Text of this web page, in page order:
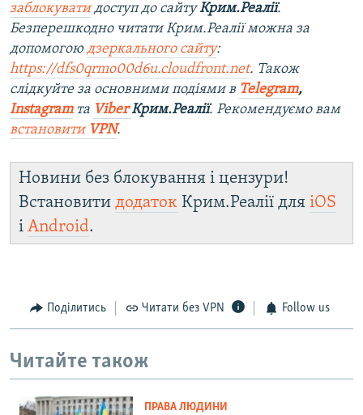
заблокуватидоступ до сайтуКрим.Реалії.
Безперешкодно читати Крим.Реалії можна за
допомогою дзеркального сайту:
https://dfs0qrmo00d6u.cloudfront.net. Також
слідкуйте за основними подіями в Telegram,
Instagramта ViberКрим.Реалії. Рекомендуємо вам
встановити VPN.
Новини без блокування і цензури!
Встановити додаток Крим.Реалії для iOS
і Android.
Поділитись Читати без VPN Follow us
Читайте також
ПРАВА ЛЮДИНИ